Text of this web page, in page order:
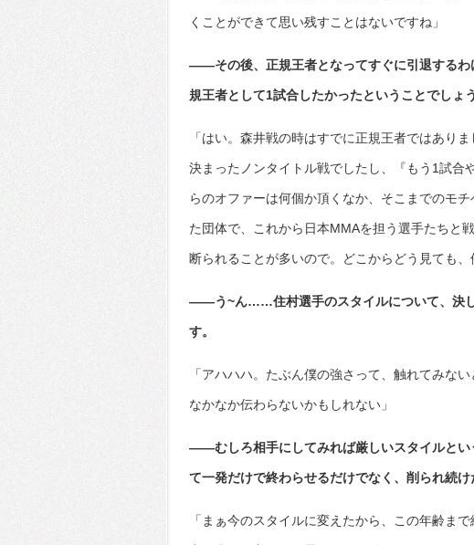
くことができて思い残すことはないですね」
――その後、正規王者となってすぐに引退するわ
規王者として1試合したかったということでしょう
「はい。森井戦の時はすでに正規王者ではあり
決まったノンタイトル戦でしたし、『もう1試合
らのオファーは何個か頂くなか、そこまでのモ
た団体で、これから日本MMAを担う選手たちと
断られることが多いので。どこからどう見ても、
――う~ん……住村選手のスタイルについて、決
す。
「アハハハ。たぶん僕の強さって、触れてみな
なかなか伝わらないかもしれない」
――むしろ相手にしてみれば厳しいスタイルとい
て一発だけで終わらせるだけでなく、削られ続け
「まぁ今のスタイルに変えたから、この年齢ま